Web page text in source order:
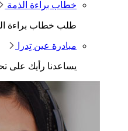
خطاب براءة الذمة
طلب خطاب براءة الذمة
مبادرة عين تِدرا
يساعدنا رأيك على تحسين